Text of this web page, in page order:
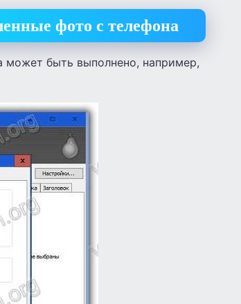
фото с телефона
может быть выполнено, например,